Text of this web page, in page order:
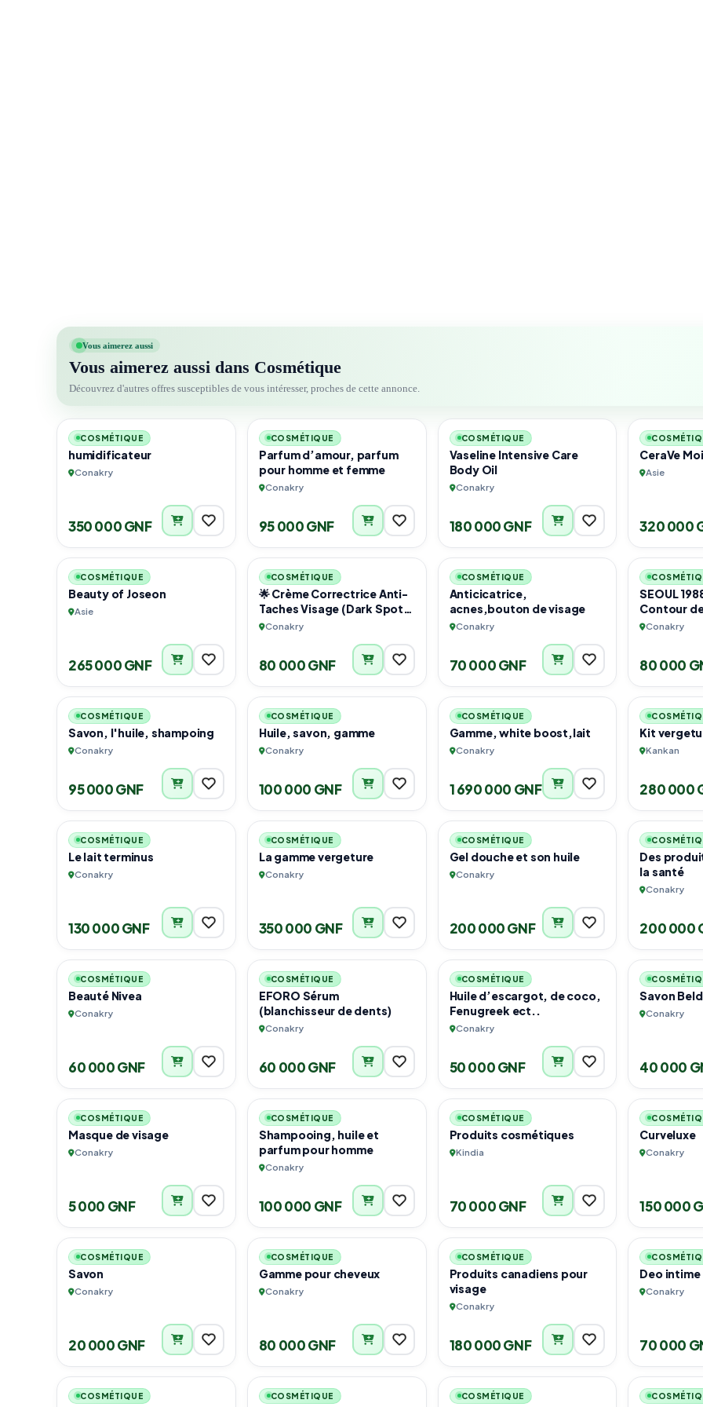
Vous aimerez aussi
Vous aimerez aussi dans Cosmétique
Découvrez d'autres offres susceptibles de vous intéresser, proches de cette annonce.
COSMÉTIQUE
humidificateur
Conakry
350 000 GNF
COSMÉTIQUE
Parfum d’amour, parfum
pour homme et femme
Conakry
95 000 GNF
COSMÉTIQUE
Vaseline Intensive Care
Body Oil
Conakry
180 000 GNF
CeraVe
Asie
320 000
3
COSMÉTIQUE
Beauty of Joseon
Asie
265 000 GNF
3
COSMÉTIQUE
​🌟 Crème Correctrice Anti-
Taches Visage (Dark Spot
Corrector Cream)
Conakry
80 000 GNF
5
COSMÉTIQUE
Anticicatrice,
acnes,bouton de visage
Conakry
70 000 GNF
SEOUL
Contour
Liposome
Conakry
80 000
3
COSMÉTIQUE
Savon, l'huile, shampoing
Conakry
95 000 GNF
6
COSMÉTIQUE
Huile, savon, gamme
Conakry
100 000 GNF
4
COSMÉTIQUE
Gamme, white boost,lait
Conakry
1 690 000 GNF
Kit
Kankan
280 000
1
COSMÉTIQUE
Le lait terminus
Conakry
130 000 GNF
1
COSMÉTIQUE
La gamme vergeture
Conakry
350 000 GNF
2
COSMÉTIQUE
Gel douche et son huile
Conakry
200 000 GNF
Des
la santé
Conakry
200 000
3
COSMÉTIQUE
Beauté Nivea
Conakry
60 000 GNF
5
COSMÉTIQUE
EFORO Sérum
(blanchisseur de dents)
Conakry
60 000 GNF
4
COSMÉTIQUE
Huile d’escargot, de coco,
Fenugreek ect..
Conakry
50 000 GNF
Savon
Conakry
40 000
2
COSMÉTIQUE
Masque de visage
Conakry
5 000 GNF
3
COSMÉTIQUE
Shampooing, huile et
parfum pour homme
Conakry
100 000 GNF
3
COSMÉTIQUE
Produits cosmétiques
Kindia
70 000 GNF
Curveluxe
Conakry
150 000
1
COSMÉTIQUE
Savon
Conakry
20 000 GNF
1
COSMÉTIQUE
Gamme pour cheveux
Conakry
80 000 GNF
3
COSMÉTIQUE
Produits canadiens pour
visage
Conakry
180 000 GNF
Deo intime
Conakry
70 000
6
COSMÉTIQUE URGENT
3
COSMÉTIQUE
6
COSMÉTIQUE